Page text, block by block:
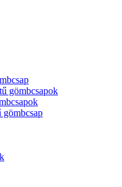
gömbcsapok
gömbcsap